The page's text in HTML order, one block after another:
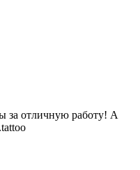
за отличную работу! А